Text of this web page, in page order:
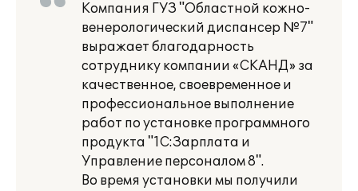
Компания ГУЗ "Областной кожно-
венерологический диспансер №7"
выражает благодарность
сотруднику компании «СКАНД» за
качественное, своевременное и
профессиональное выполнение
работ по установке программного
продукта "1С:Зарплата и
Управление персоналом 8".
Во время установки мы получили